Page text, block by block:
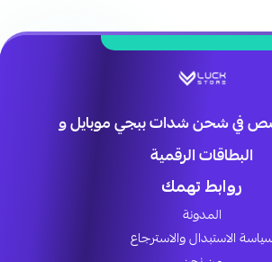
في شحن شدات ببجي موبايل و
البطاقات الرقمية
روابط تهمك
المدونة
الاستبدال والاسترجاع